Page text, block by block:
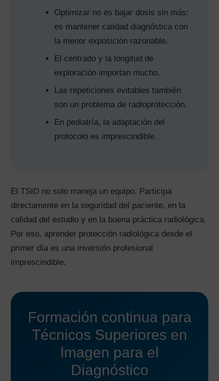
Optimizar no es bajar dosis sin más:
es mantener calidad diagnóstica con
la menor exposición razonable.
El centrado y la longitud de
exploración importan mucho.
Las repeticiones evitables también
son un problema de radioprotección.
En pediatría, la adaptación del
protocolo es imprescindible.
El TSID no solo maneja un equipo. Participa
directamente en la seguridad del paciente, en la
calidad del estudio y en la buena práctica radiológica.
Por eso, aprender protección radiológica desde el
primer día es una inversión profesional
imprescindible.
Formación continua para
Técnicos Superiores en
Imagen para el
Diagnóstico